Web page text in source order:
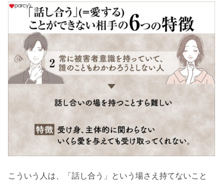
こういう人は、「話し合う」という場さえ持てないこと